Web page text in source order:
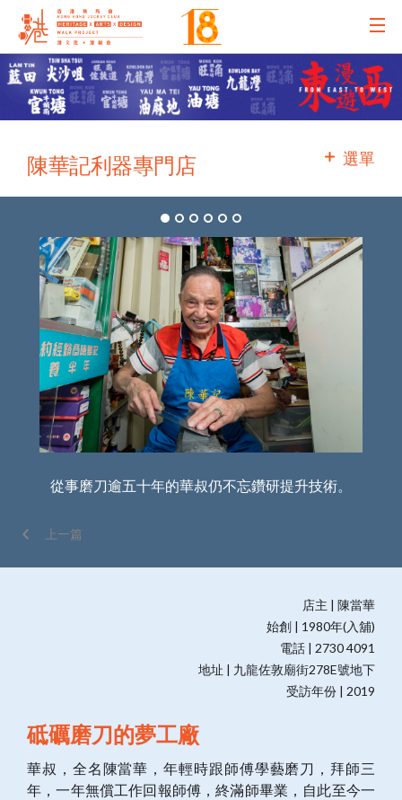
主辦機構
主要贊助
選單
陳華記利器專門店
從事磨刀逾五十年的華叔仍不忘鑽研提升技術。
上一篇
店主 | 陳當華
始創 | 1980年(入舖)
電話 | 2730 4091
地址 | 九龍佐敦廟街278E號地下
受訪年份 | 2019
砥礪磨刀的夢工廠
華叔，全名陳當華，年輕時跟師傅學藝磨刀，拜師三
年，一年無償工作回報師傅，終滿師畢業，自此至今一